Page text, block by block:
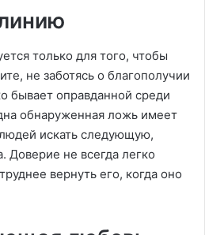
только для того, чтобы
не заботясь о благополучии
бывает оправданной среди
обнаруженная ложь имеет
искать следующую,
Доверие не всегда легко
вернуть его, когда оно